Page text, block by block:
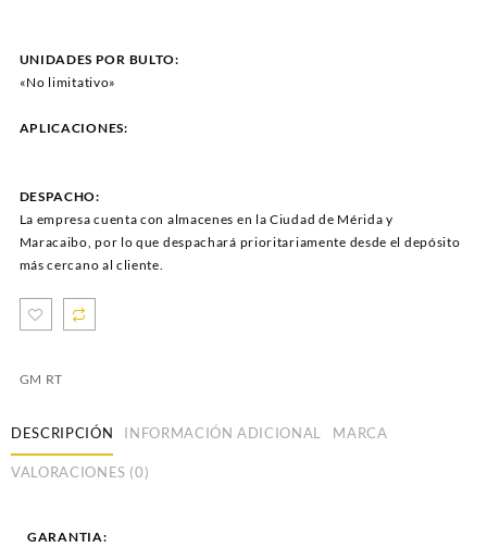
UNIDADES POR BULTO:
«No limitativo»
APLICACIONES:
DESPACHO:
La empresa cuenta con almacenes en la Ciudad de Mérida y
Maracaibo, por lo que despachará prioritariamente desde el depósito
más cercano al cliente.
GM RT
DESCRIPCIÓN INFORMACIÓN ADICIONAL MARCA
VALORACIONES (0)
GARANTIA: